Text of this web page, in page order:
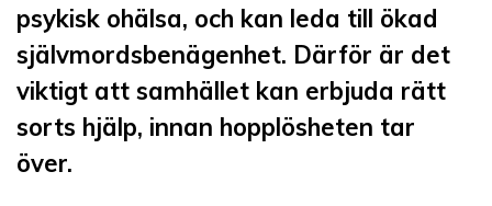
psykisk ohälsa, och kan leda till ökad
självmordsbenägenhet. Därför är det
viktigt att samhället kan erbjuda rätt
sorts hjälp, innan hopplösheten tar
över.